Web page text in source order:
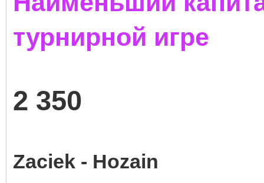
турнирной игре
2 350
Zaciek - Hozain